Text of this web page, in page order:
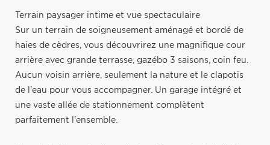
Terrain paysager intime et vue spectaculaire
Sur un terrain de soigneusement aménagé et bordé de
haies de cèdres, vous découvrirez une magnifique cour
arrière avec grande terrasse, gazébo 3 saisons, coin feu.
Aucun voisin arrière, seulement la nature et le clapotis
de l'eau pour vous accompagner. Un garage intégré et
une vaste allée de stationnement complètent
parfaitement l'ensemble.